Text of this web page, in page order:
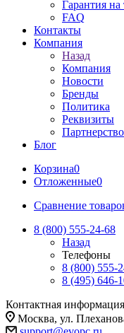
Гарантия на
FAQ
Контакты
Компания
Назад
Компания
Новости
Бренды
Политика
Реквизиты
Блог
Корзина0
Отложенные0
Сравнение
8 (800) 555-24-68
Назад
Телефоны
8 (800) 555-
8 (495) 646-
Контактная информация
Москва, ул.